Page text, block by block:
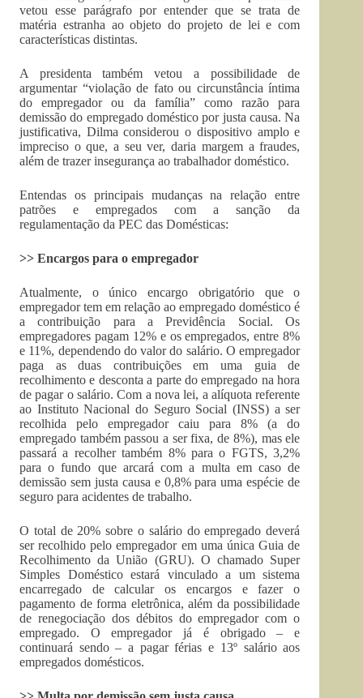
vetou esse parágrafo por entender que se trata de
matéria estranha ao objeto do projeto de lei e com
características distintas.
A presidenta também vetou a possibilidade de
argumentar “violação de fato ou circunstância íntima
do empregador ou da família” como razão para
demissão do empregado doméstico por justa causa. Na
justificativa, Dilma considerou o dispositivo amplo e
impreciso o que, a seu ver, daria margem a fraudes,
além de trazer insegurança ao trabalhador doméstico.
Entendas os principais mudanças na relação entre
patrões e empregados com a sanção da
regulamentação da PEC das Domésticas:
>> Encargos para o empregador
Atualmente, o único encargo obrigatório que o
empregador tem em relação ao empregado doméstico é
a contribuição para a Previdência Social. Os
empregadores pagam 12% e os empregados, entre 8%
e 11%, dependendo do valor do salário. O empregador
paga as duas contribuições em uma guia de
recolhimento e desconta a parte do empregado na hora
de pagar o salário. Com a nova lei, a alíquota referente
ao Instituto Nacional do Seguro Social (INSS) a ser
recolhida pelo empregador caiu para 8% (a do
empregado também passou a ser fixa, de 8%), mas ele
passará a recolher também 8% para o FGTS, 3,2%
para o fundo que arcará com a multa em caso de
demissão sem justa causa e 0,8% para uma espécie de
seguro para acidentes de trabalho.
O total de 20% sobre o salário do empregado deverá
ser recolhido pelo empregador em uma única Guia de
Recolhimento da União (GRU). O chamado Super
Simples Doméstico estará vinculado a um sistema
encarregado de calcular os encargos e fazer o
pagamento de forma eletrônica, além da possibilidade
de renegociação dos débitos do empregador com o
empregado. O empregador já é obrigado – e
continuará sendo – a pagar férias e 13º salário aos
empregados domésticos.